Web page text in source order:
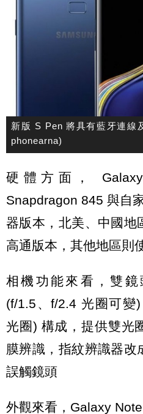
新版 S Pen 將具有藍牙連線
phonearna)
硬體方面，
Snapdragon 845 與自
器版本，北美、中國地
高通版本，其他地區則
相機功能來看，雙
(f/1.5、f/2.4 光圈可變
光圈) 構成，提供雙光
膜辨識，指紋辨識器改
誤觸鏡頭
外觀來看，Galaxy